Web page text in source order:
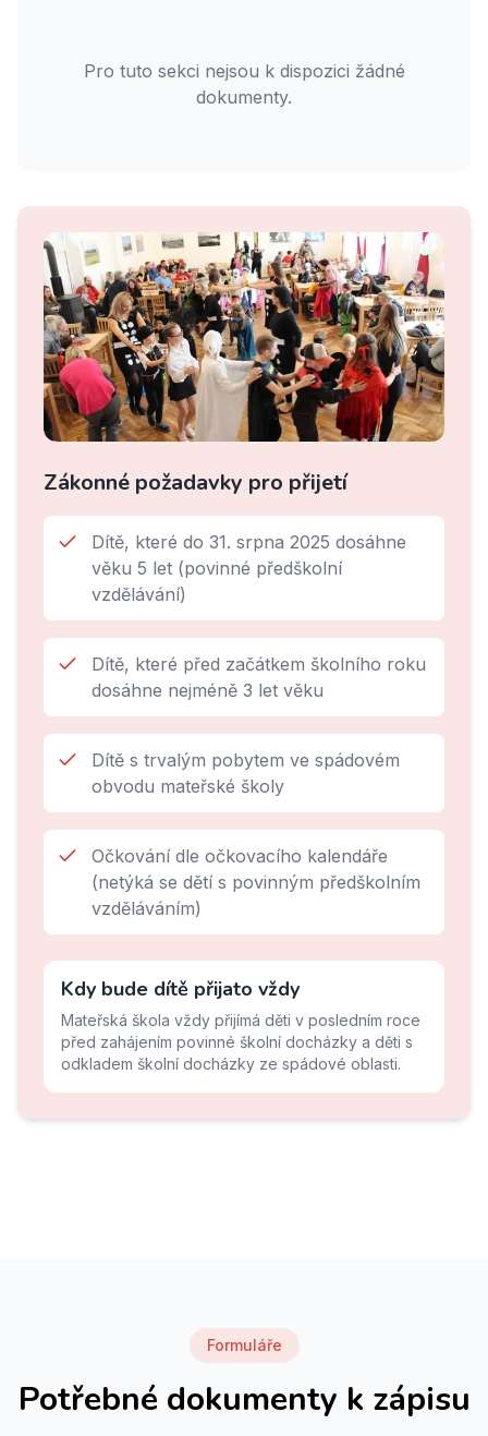
Pro tuto sekci nejsou k dispozici žádné
dokumenty.
Zákonné požadavky pro přijetí
Dítě, které do 31. srpna 2025 dosáhne
věku 5 let (povinné předškolní
vzdělávání)
Dítě, které před začátkem školního roku
dosáhne nejméně 3 let věku
Dítě s trvalým pobytem ve spádovém
obvodu mateřské školy
Očkování dle očkovacího kalendáře
(netýká se dětí s povinným předškolním
vzděláváním)
Kdy bude dítě přijato vždy
Mateřská škola vždy přijímá děti v posledním roce
před zahájením povinné školní docházky a děti s
odkladem školní docházky ze spádové oblasti.
Formuláře
Potřebné dokumenty k zápisu